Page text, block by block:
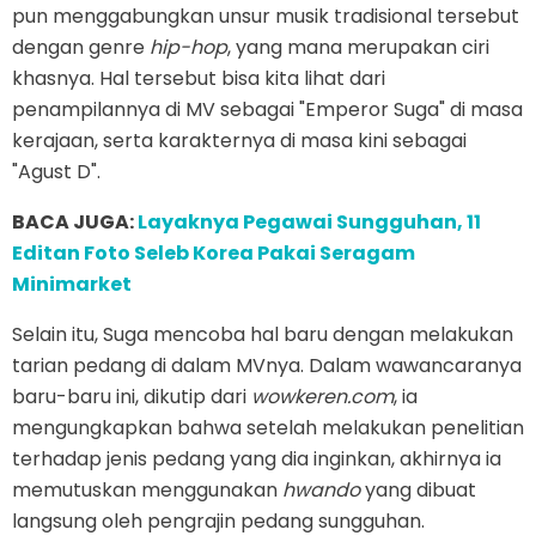
pun menggabungkan unsur musik tradisional tersebut
dengan genre hip-hop, yang mana merupakan ciri
khasnya. Hal tersebut bisa kita lihat dari
penampilannya di MV sebagai "Emperor Suga" di masa
kerajaan, serta karakternya di masa kini sebagai
"Agust D".
BACA JUGA:Layaknya Pegawai Sungguhan, 11
Editan Foto Seleb Korea Pakai Seragam
Minimarket
Selain itu, Suga mencoba hal baru dengan melakukan
tarian pedang di dalam MVnya. Dalam wawancaranya
baru-baru ini, dikutip dari wowkeren.com, ia
mengungkapkan bahwa setelah melakukan penelitian
terhadap jenis pedang yang dia inginkan, akhirnya ia
memutuskan menggunakan hwandoyang dibuat
langsung oleh pengrajin pedang sungguhan.